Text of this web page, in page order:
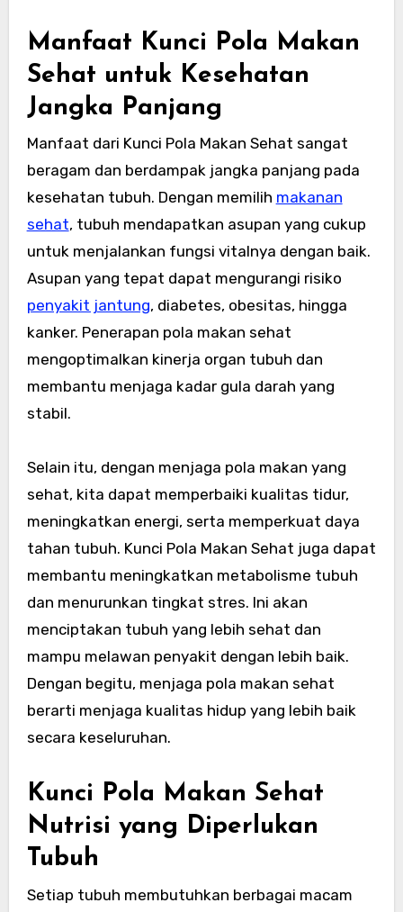
Manfaat Kunci Pola Makan
Sehat untuk Kesehatan
Jangka Panjang
Manfaat dari Kunci Pola Makan Sehat sangat
beragam dan berdampak jangka panjang pada
kesehatan tubuh. Dengan memilih makanan
sehat, tubuh mendapatkan asupan yang cukup
untuk menjalankan fungsi vitalnya dengan baik.
Asupan yang tepat dapat mengurangi risiko
penyakit jantung, diabetes, obesitas, hingga
kanker. Penerapan pola makan sehat
mengoptimalkan kinerja organ tubuh dan
membantu menjaga kadar gula darah yang
stabil.
Selain itu, dengan menjaga pola makan yang
sehat, kita dapat memperbaiki kualitas tidur,
meningkatkan energi, serta memperkuat daya
tahan tubuh. Kunci Pola Makan Sehat juga dapat
membantu meningkatkan metabolisme tubuh
dan menurunkan tingkat stres. Ini akan
menciptakan tubuh yang lebih sehat dan
mampu melawan penyakit dengan lebih baik.
Dengan begitu, menjaga pola makan sehat
berarti menjaga kualitas hidup yang lebih baik
secara keseluruhan.
Kunci Pola Makan Sehat
Nutrisi yang Diperlukan
Tubuh
Setiap tubuh membutuhkan berbagai macam